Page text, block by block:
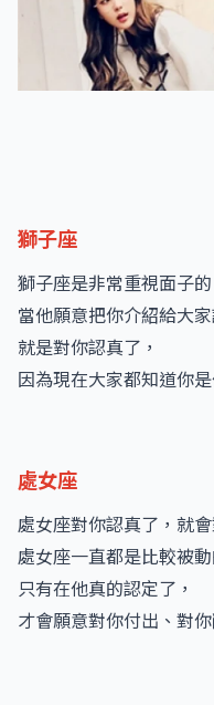
獅子座
獅子座是非常重視面子的
當他願意把你介紹給大家
就是對你認真了，
因為現在大家都知道你是
處女座
處女座對你認真了，就
處女座一直都是比較被動
只有在他真的認定了，
才會願意對你付出、對你